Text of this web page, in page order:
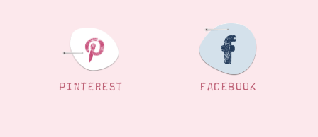
PINTEREST FACEBOOK